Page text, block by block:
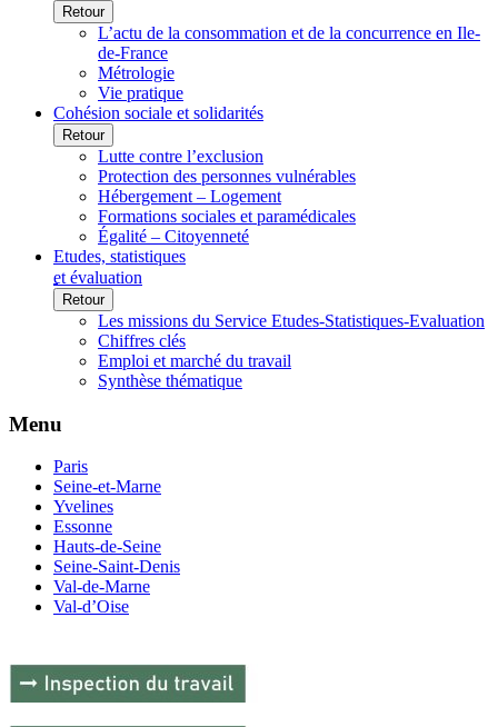
Retour
L’actu de la consommation et de la concurrence en Ile-
de-France
Métrologie
Vie pratique
Cohésion sociale et solidarités
Retour
Lutte contre l’exclusion
Protection des personnes vulnérables
Hébergement – Logement
Formations sociales et paramédicales
Égalité – Citoyenneté
Etudes, statistiques
et évaluation
Retour
Les missions du Service Etudes-Statistiques-Evaluation
Chiffres clés
Emploi et marché du travail
Synthèse thématique
Menu
Paris
Seine-et-Marne
Yvelines
Essonne
Hauts-de-Seine
Seine-Saint-Denis
Val-de-Marne
Val-d’Oise